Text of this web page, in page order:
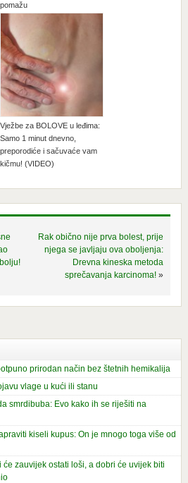
pomažu
Vježbe za BOLOVE u leđima:
Samo 1 minut dnevno,
preporodiće i sačuvaće vam
kičmu! (VIDEO)
Rak obično nije prva bolest, prije
njega se javljaju ova oboljenja:
Drevna kineska metoda
sprečavanja karcinoma! »
prirodan način bez štetnih hemikalija
vlage u kući ili stanu
smrdibuba: Evo kako ih se riješiti na
kiseli kupus: On je mnogo toga više od
zauvijek ostati loši, a dobri će uvijek biti